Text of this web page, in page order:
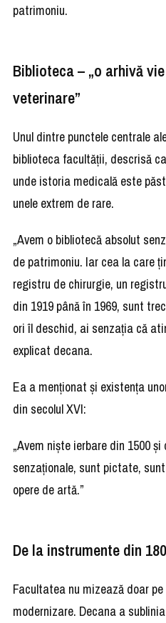
patrimoniu.
Biblioteca – „o arhivă
veterinare”
Unul dintre punctele centrale
biblioteca facultății, descrisă
unde istoria medicală este
unele extrem de rare.
„Avem o bibliotecă absolut
de patrimoniu. Iar cea la care
registru de chirurgie, un
din 1919 până în 1969, sunt
ori îl deschid, ai senzația că
explicat decana.
Ea a menționat și existența
din secolul XVI:
„Avem niște ierbare din 1500
senzaționale, sunt pictate,
opere de artă.”
De la instrumente din
Facultatea nu mizează doar
modernizare. Decana a